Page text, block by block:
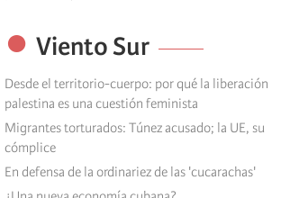
Viento Sur
Desde el territorio-cuerpo: por qué la liberación
palestina es una cuestión feminista
Migrantes torturados: Túnez acusado; la UE, su
cómplice
En defensa de la ordinariez de las 'cucarachas'